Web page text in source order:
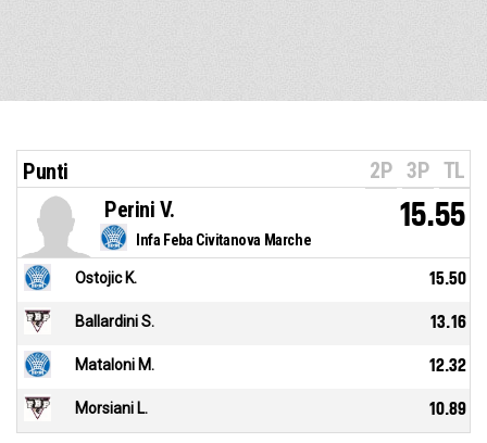
Punti 2P 3P TL
Infa Feba Civitanova Marche
Perini V. 15.55
Ostojic K. 15.50
Ballardini S. 13.16
Mataloni M. 12.32
Morsiani L. 10.89